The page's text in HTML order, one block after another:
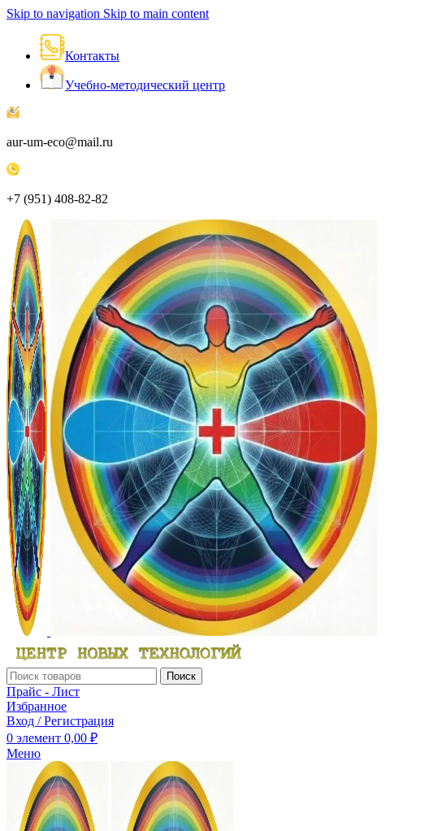
Skip to navigation Skip to main content
Контакты
Учебно-методический центр
aur-um-eco@mail.ru
+7 (951) 408-82-82
Поиск
Прайс - Лист
Избранное
Вход / Регистрация
0 элемент 0,00 ₽
Меню